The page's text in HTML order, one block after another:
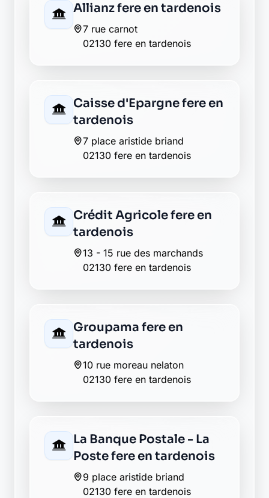
Allianz fere en tardenois
7 rue carnot
02130 fere en tardenois
Caisse d'Epargne fere en
tardenois
7 place aristide briand
02130 fere en tardenois
Crédit Agricole fere en
tardenois
13 - 15 rue des marchands
02130 fere en tardenois
Groupama fere en
tardenois
10 rue moreau nelaton
02130 fere en tardenois
La Banque Postale - La
Poste fere en tardenois
9 place aristide briand
02130 fere en tardenois